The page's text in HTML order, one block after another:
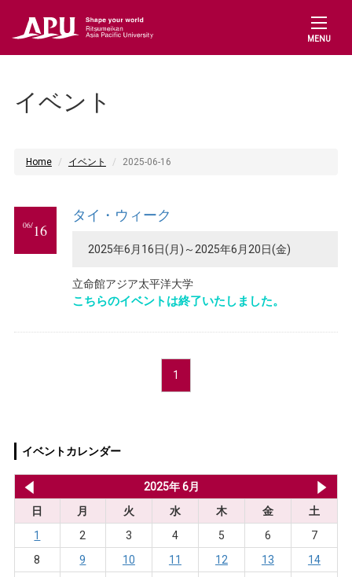
MENU
イベント
Home イベント 2025-06-16
06/16
タイ・ウィーク
2025年6月16日(月)～2025年6月20日(金)
立命館アジア太平洋大学
こちらのイベントは終了いたしました。
1
イベントカレンダー
2025年 6月
日
月 火 水 木 金
土
1
2 3 4 5 6
7
8
9 10 11 12 13
14